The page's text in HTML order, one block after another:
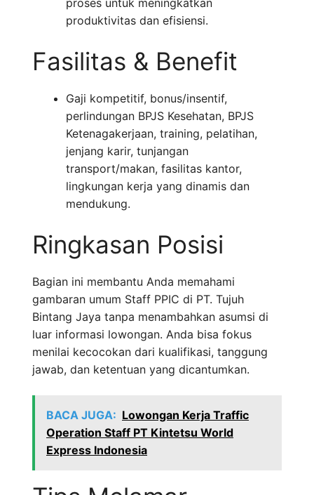
proses untuk meningkatkan
produktivitas dan efisiensi.
Fasilitas & Benefit
Gaji kompetitif, bonus/insentif,
perlindungan BPJS Kesehatan, BPJS
Ketenagakerjaan, training, pelatihan,
jenjang karir, tunjangan
transport/makan, fasilitas kantor,
lingkungan kerja yang dinamis dan
mendukung.
Ringkasan Posisi
Bagian ini membantu Anda memahami
gambaran umum Staff PPIC di PT. Tujuh
Bintang Jaya tanpa menambahkan asumsi di
luar informasi lowongan. Anda bisa fokus
menilai kecocokan dari kualifikasi, tanggung
jawab, dan ketentuan yang dicantumkan.
BACA JUGA: Lowongan Kerja Traffic
Operation Staff PT Kintetsu World
Express Indonesia